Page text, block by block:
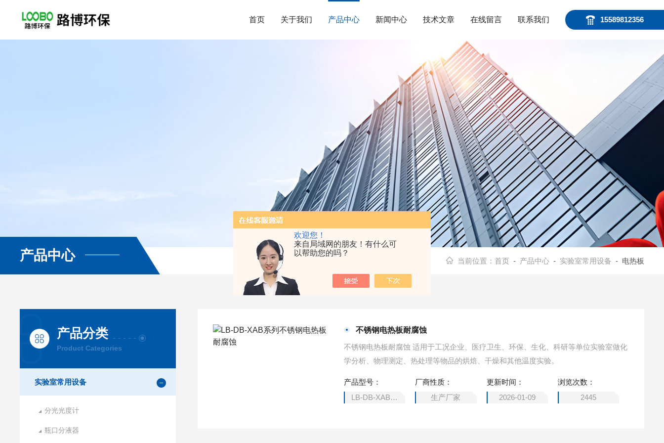
欢迎您！
来自局域网的朋友！有什么可
以帮助您的吗？
15589812356
首页 关于我们 产品中心 新闻中心 技术文章 在线留言 联系我们
产品中心 当前位置： 首页 - 产品中心- 实验室常用设备 - 电热板
产品分类
Product Categories
实验室常用设备
分光光度计
瓶口分液器
不锈钢电热板耐腐蚀
不锈钢电热板耐腐蚀 适用于工况企业、医疗卫生、环保、生化、科研等单位实验室做化
学分析、物理测定、热处理等物品的烘焙、干燥和其他温度实验。
产品型号：
LB-DB-XAB系列
厂商性质：
生产厂家
更新时间：
2026-01-09
浏览次数：
2445